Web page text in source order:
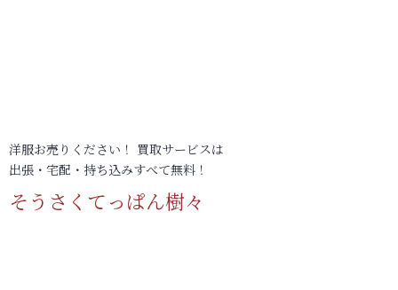
洋服お売りください！ 買取サービスは
出張・宅配・持ち込みすべて無料！
そうさくてっぱん樹々